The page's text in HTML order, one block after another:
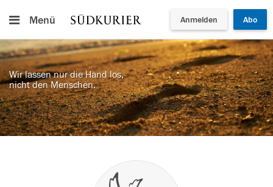
Menü Anmelden Abo
Wir lassen nur die Hand los,
nicht den Menschen.